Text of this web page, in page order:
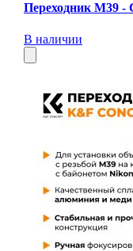
Переходник M39 -
В наличии